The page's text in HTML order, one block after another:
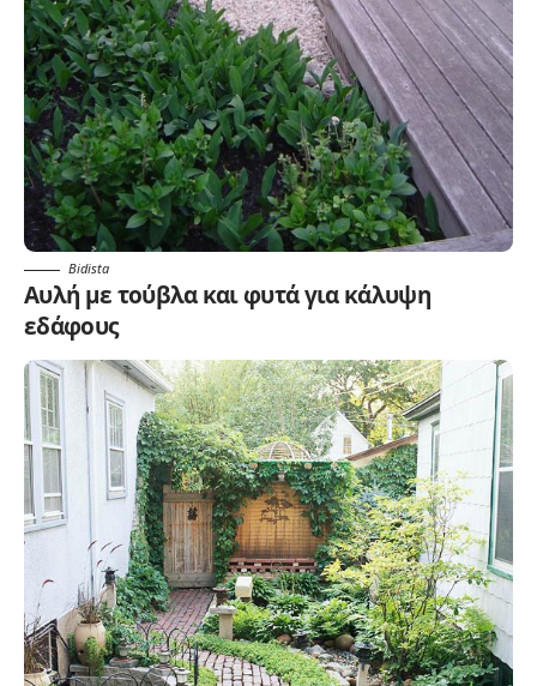
Bidista
Αυλή με τούβλα και φυτά για κάλυψη
εδάφους